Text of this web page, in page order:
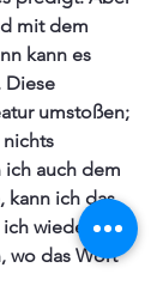
mit dem
kann es
Diese
umstoßen;
auch dem
kann ich das
ich wieder
wo das Wort